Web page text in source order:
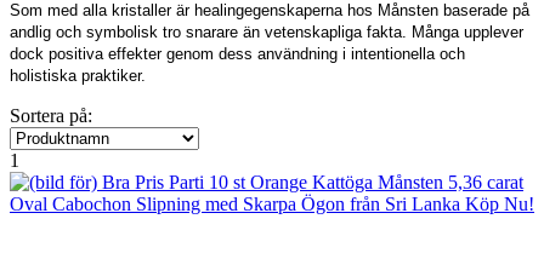
Som med alla kristaller är healingegenskaperna hos Månsten baserade på
andlig och symbolisk tro snarare än vetenskapliga fakta. Många upplever
dock positiva effekter genom dess användning i intentionella och
holistiska praktiker.
Sortera på:
1